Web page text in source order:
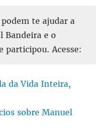
te ajudar a
Bandeira e o
participou. Acesse:
da Vida Inteira,
sobre Manuel